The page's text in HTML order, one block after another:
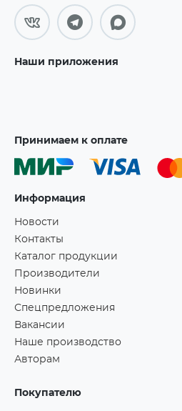
Наши приложения
Принимаем к оплате
Информация
Новости
Контакты
Каталог продукции
Производители
Новинки
Спецпредложения
Вакансии
Наше производство
Авторам
Покупателю